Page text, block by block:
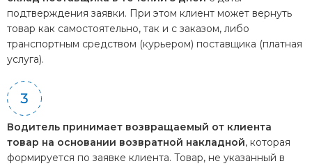
подтверждения заявки. При этом клиент может вернуть
товар как самостоятельно, так и с заказом, либо
транспортным средством (курьером) поставщика (платная
услуга).
Водитель принимает возвращаемый от клиента
товар на основании возвратной накладной, которая
формируется по заявке клиента. Товар, не указанный в